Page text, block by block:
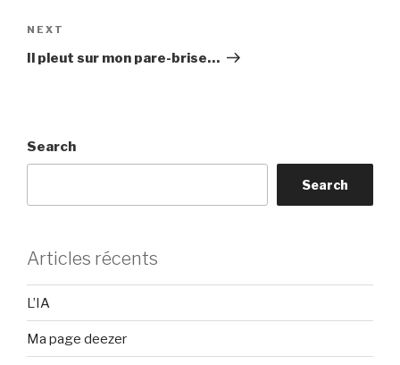
Next
Post
NEXT
Il pleut sur mon pare-brise…
Search
Search
Articles récents
L’IA
Ma page deezer